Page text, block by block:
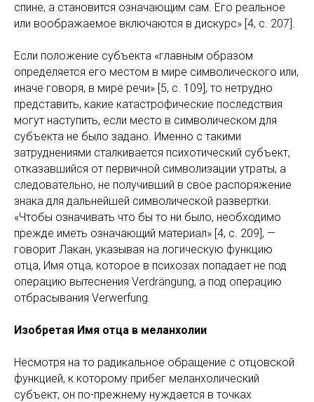
спине, а становится означающим сам. Его реальное
или воображаемое включаются в дискурс» [4, с. 207].
Если положение субъекта «главным образом
определяется его местом в мире символического или,
иначе говоря, в мире речи» [5, c. 109], то нетрудно
представить, какие катастрофические последствия
могут наступить, если место в символическом для
субъекта не было задано. Именно с такими
затруднениями сталкивается психотический субъект,
отказавшийся от первичной символизации утраты, а
следовательно, не получивший в свое распоряжение
знака для дальнейшей символической развертки.
«Чтобы означивать что бы то ни было, необходимо
прежде иметь означающий материал» [4, с. 209], —
говорит Лакан, указывая на логическую функцию
отца, Имя отца, которое в психозах попадает не под
операцию вытеснения Verdrängung, а под операцию
отбрасывания Verwerfung.
Изобретая Имя отца в меланхолии
Несмотря на то радикальное обращение с отцовской
функцией, к которому прибег меланхолический
субъект, он по-прежнему нуждается в точках